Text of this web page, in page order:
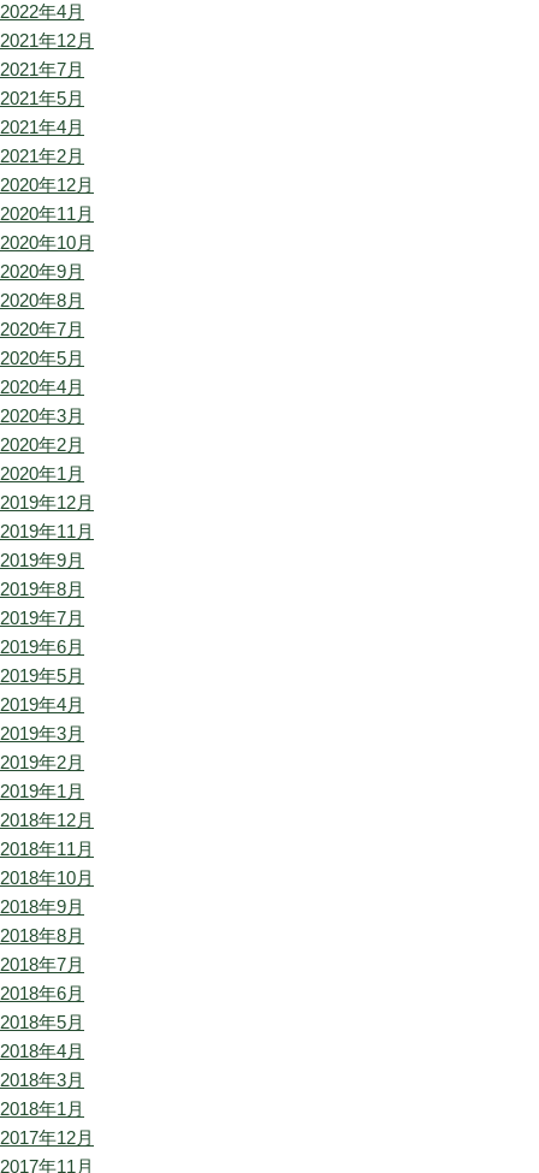
2022年4月
2021年12月
2021年7月
2021年5月
2021年4月
2021年2月
2020年12月
2020年11月
2020年10月
2020年9月
2020年8月
2020年7月
2020年5月
2020年4月
2020年3月
2020年2月
2020年1月
2019年12月
2019年11月
2019年9月
2019年8月
2019年7月
2019年6月
2019年5月
2019年4月
2019年3月
2019年2月
2019年1月
2018年12月
2018年11月
2018年10月
2018年9月
2018年8月
2018年7月
2018年6月
2018年5月
2018年4月
2018年3月
2018年1月
2017年12月
2017年11月